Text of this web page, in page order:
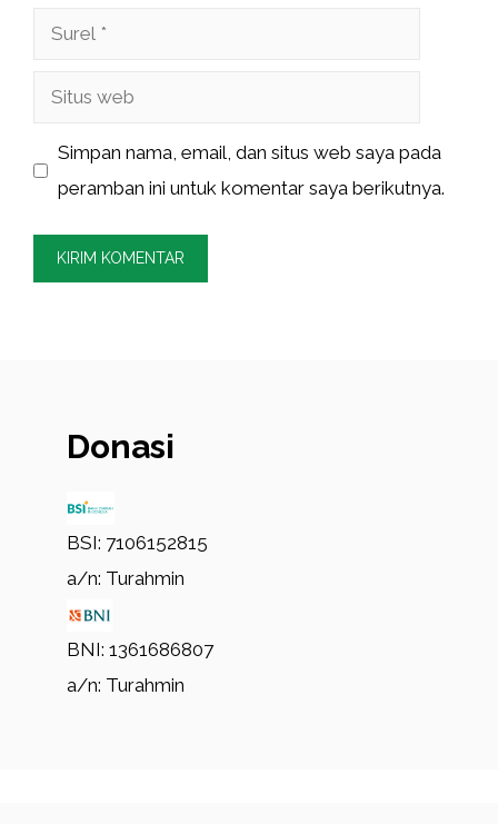
Surel
Situs
Simpan nama, email, dan situs web saya pada
peramban ini untuk komentar saya berikutnya.
Donasi
BSI: 7106152815
a/n: Turahmin
BNI: 1361686807
a/n: Turahmin